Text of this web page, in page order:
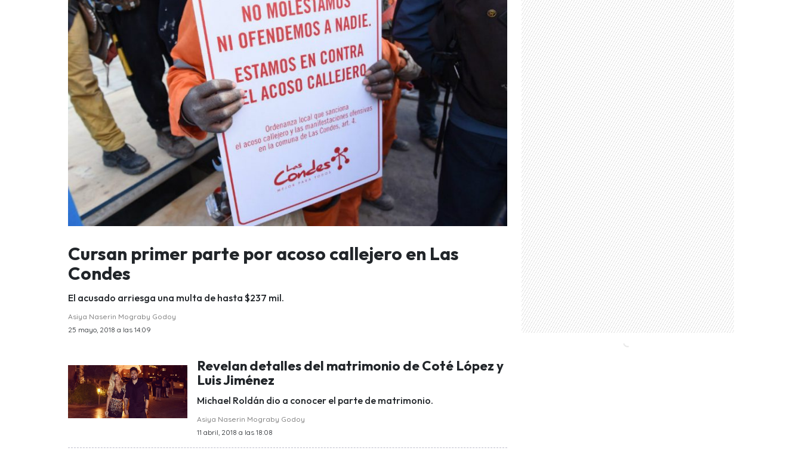
Cursan primer parte por acoso callejero en Las
Condes
El acusado arriesga una multa de hasta $237 mil.
Asiya Naserin Mograby Godoy
25 mayo, 2018 a las 14:09
Revelan detalles del matrimonio de Coté López y
Luis Jiménez
Michael Roldán dio a conocer el parte de matrimonio.
Asiya Naserin Mograby Godoy
11 abril, 2018 a las 18:08